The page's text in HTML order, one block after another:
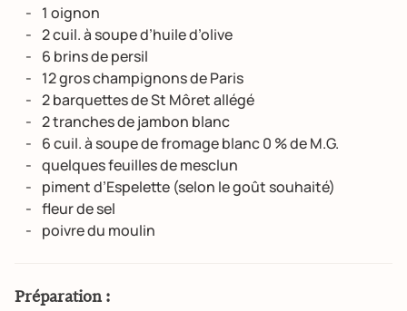
1 oignon
2 cuil. à soupe d’huile d’olive
6 brins de persil
12 gros champignons de Paris
2 barquettes de St Môret allégé
2 tranches de jambon blanc
6 cuil. à soupe de fromage blanc 0 % de M.G.
quelques feuilles de mesclun
piment d’Espelette (selon le goût souhaité)
fleur de sel
poivre du moulin
Préparation :